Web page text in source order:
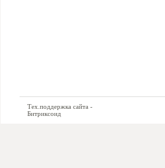
Тех.поддержка сайта -
Битриксоид